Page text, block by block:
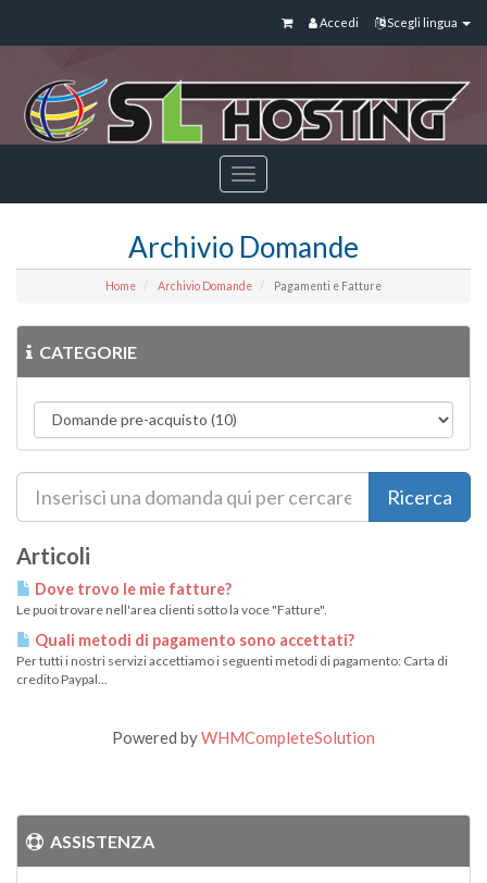
Scegli lingua
Accedi
Toggle
navigation
Archivio Domande
Home Archivio Domande Pagamenti e Fatture
CATEGORIE
Articoli
Dove trovo le mie fatture?
Le puoi trovare nell'area clienti sotto la voce "Fatture".
Quali metodi di pagamento sono accettati?
Per tutti i nostri servizi accettiamo i seguenti metodi di pagamento: Carta di
credito Paypal...
Powered byWHMCompleteSolution
ASSISTENZA